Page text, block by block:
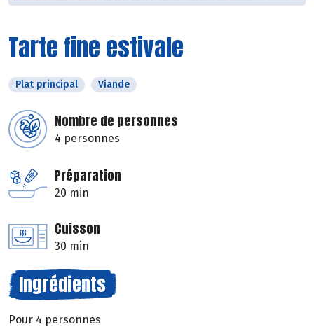
Tarte fine estivale
Plat principal Viande
Nombre de personnes
4 personnes
Préparation
20 min
Cuisson
30 min
Ingrédients
Pour 4 personnes